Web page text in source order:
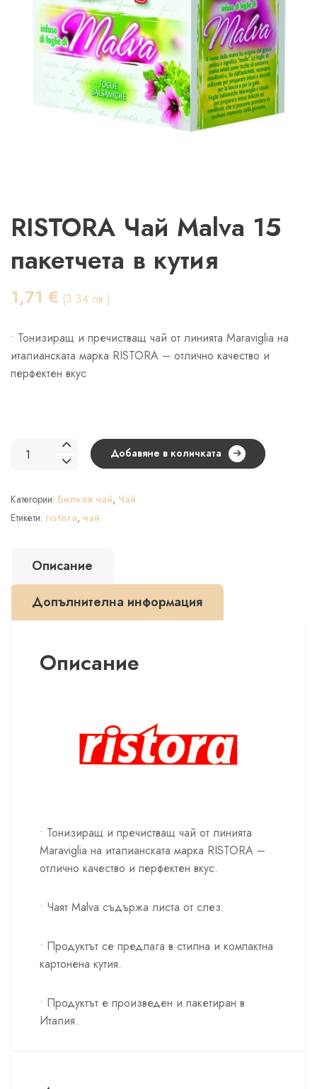
RISTORA Чай Malva 15
пакетчета в кутия
1,71 € (3.34 лв.)
• Тонизиращ и пречистващ чай от линията Maraviglia на
италианската марка RISTORA – отлично качество и
перфектен вкус
количество
Чай
Malva
кутия
Добавяне в количката
Категории: Билков чай, Чай
Етикети: ristora, чай
Описание
Допълнителна информация
Описание
• Тонизиращ и пречистващ чай от линията
Maraviglia на италианската марка RISTORA –
отлично качество и перфектен вкус.
• Чаят Malva съдържа листа от слез.
• Продуктът се предлага в стилна и компактна
картонена кутия.
• Продуктът е произведен и пакетиран в
Италия.